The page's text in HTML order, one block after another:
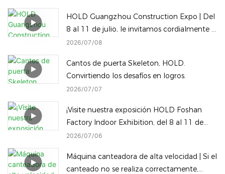
a un borde redondeado con solo un toque.
HOLD Guangzhou Construction Expo | Del
8 al 11 de julio, le invitamos cordialmente a
visitar nuestra fábrica.
2026 07 08
Cantos de puerta Skeleton, HOLD.
Convirtiendo los desafíos en logros.
2026 07 07
¡Visite nuestra exposición HOLD Foshan
Factory Indoor Exhibition, del 8 al 11 de
julio! Descubra nuestra gama completa de
mismo recinto.
2026 07 06
Máquina canteadora de alta velocidad | Si el
canteado no se realiza correctamente,